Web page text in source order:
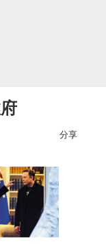
分享